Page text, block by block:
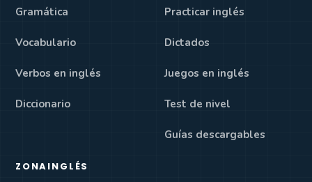
Gramática
Vocabulario
Verbos en inglés
Diccionario
Practicar inglés
Dictados
Juegos en inglés
Test de nivel
Guías descargables
ZONAINGLÉS